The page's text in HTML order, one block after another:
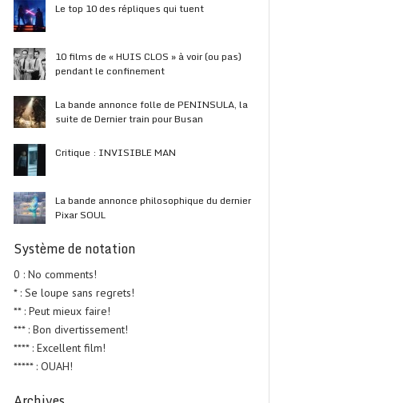
Le top 10 des répliques qui tuent
10 films de « HUIS CLOS » à voir (ou pas)
pendant le confinement
La bande annonce folle de PENINSULA, la
suite de Dernier train pour Busan
Critique : INVISIBLE MAN
La bande annonce philosophique du dernier
Pixar SOUL
Système de notation
0 : No comments!
* : Se loupe sans regrets!
** : Peut mieux faire!
*** : Bon divertissement!
**** : Excellent film!
***** : OUAH!